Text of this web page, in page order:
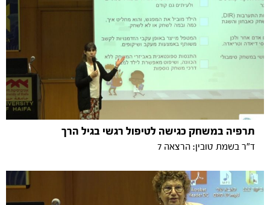
תרפיה במשחק כגישה לטיפול רגשי בגיל הרך
ד"ר בשמת טובין: הרצאה 7